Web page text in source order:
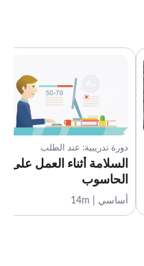
دورة تدريبية: عند الطلب
السلامة أثناء العمل على
الحاسوب
أساسي | 14m